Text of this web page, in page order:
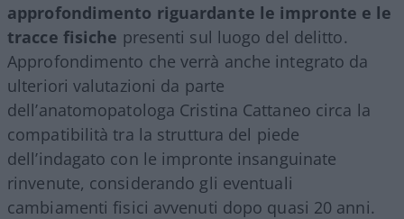
approfondimento riguardante le impronte e le
tracce fisiche presenti sul luogo del delitto.
Approfondimento che verrà anche integrato da
ulteriori valutazioni da parte
dell’anatomopatologa Cristina Cattaneo circa la
compatibilità tra la struttura del piede
dell’indagato con le impronte insanguinate
rinvenute, considerando gli eventuali
cambiamenti fisici avvenuti dopo quasi 20 anni.